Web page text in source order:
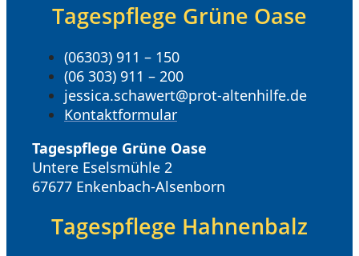
Tagespflege Grüne Oase
(06303) 911 – 150
(06 303) 911 – 200
jessica.schawert@prot-altenhilfe.de
Kontaktformular
Tagespflege Grüne Oase
Untere Eselsmühle 2
67677 Enkenbach-Alsenborn
Tagespflege Hahnenbalz